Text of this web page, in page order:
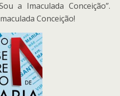
a Imaculada Conceição”.
Conceição!